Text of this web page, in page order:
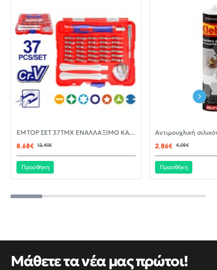
-30%EMTOP ΣΕΤ 37ΤΜΧ ΕΝΑΛΛΑΞΙΜΟ ΚΑΤΣΑΒΙΔΙ ΜΕ ΜΥΤΕΣ EBST03702
8,68€
12,40€
Προσθήκη
2,86€ 4,09€
Προσθήκη
Μάθετε τα νέα μας πρώτοι!